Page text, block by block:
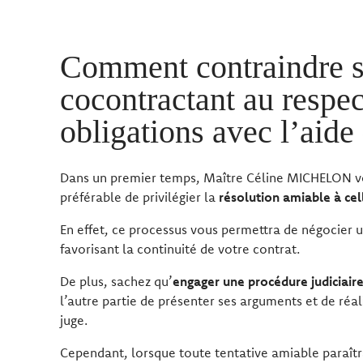
Comment contraindre
cocontractant au
obligations avec l’aide
Dans un premier temps, Maître Céline MICHELON
préférable de privilégier la résolution amiable à
En effet, ce processus vous permettra de négocier
favorisant la continuité de votre contrat.
De plus, sachez qu’engager une procédure judiciaire
l’autre partie de présenter ses arguments et de
juge.
Cependant, lorsque toute tentative amiable